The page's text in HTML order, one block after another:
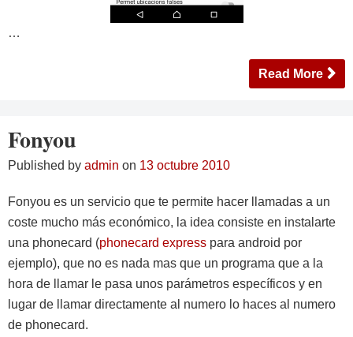
…
Read More
Fonyou
Published by admin on 13 octubre 2010
Fonyou es un servicio que te permite hacer llamadas a un
coste mucho más económico, la idea consiste en instalarte
una phonecard (phonecard express para android por
ejemplo), que no es nada mas que un programa que a la
hora de llamar le pasa unos parámetros específicos y en
lugar de llamar directamente al numero lo haces al numero
de phonecard.